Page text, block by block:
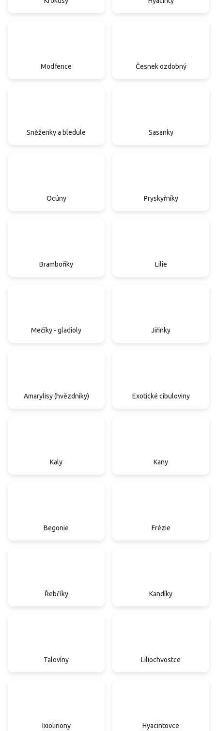
Modřence Česnek ozdobný
Sněženky a bledule Sasanky
Ocúny Pryskyřníky
Bramboříky Lilie
Mečíky - gladioly Jiřinky
Amarylisy (hvězdníky) Exotické cibuloviny
Kaly Kany
Begonie Frézie
Řebčíky Kandíky
Talovíny Liliochvostce
Ixioliriony Hyacintovce